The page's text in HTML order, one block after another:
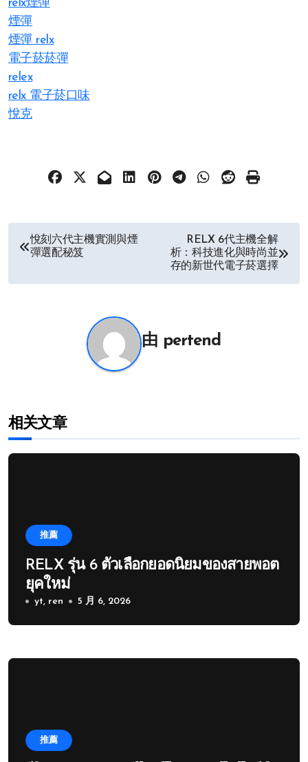
relx煙彈
煙彈
煙彈 relx
電子菸菸彈
relex
relx 電子菸口味
悅克
文悅刻六代主機實測與煙
彈選配秘笈
RELX 6代主機全解
析：科技進化與時尚並
存的新世代電子菸選擇
由 pertend
相关文章
推薦
RELX รุ่น 6 ตัวเลือกยอดนิยมของสายพอต
ยุคใหม่
yt, ren 5 月 6, 2026
推薦